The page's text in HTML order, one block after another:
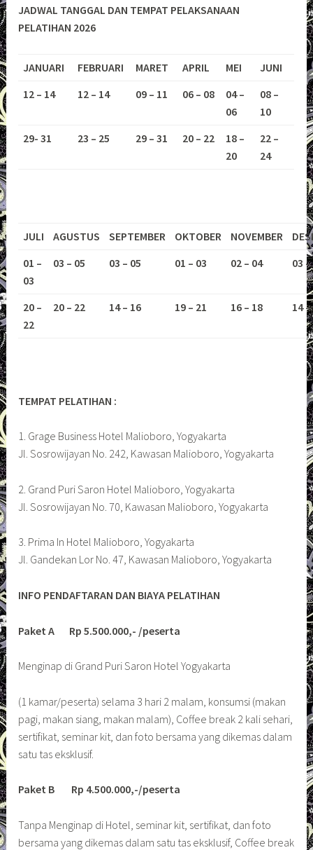
JADWAL TANGGAL DAN TEMPAT PELAKSANAAN
PELATIHAN 2026
JANUARI FEBRUARI MARET APRIL MEI
JUNI
12 – 14
12 – 14 09 – 11 06 – 08
04 –
06
08 –
10
29- 31
23 – 25 29 – 31 20 – 22
18 –
20
22 –
24
JULI AGUSTUS SEPTEMBER OKTOBER NOVEMBER
01 –
03
03 – 05 03 – 05 01 – 03 02 – 04 03
20 –
22
20 – 22 14 – 16 19 – 21 16 – 18 14
TEMPAT PELATIHAN :
1. Grage Business Hotel Malioboro, Yogyakarta
Jl. Sosrowijayan No. 242, Kawasan Malioboro, Yogyakarta
2. Grand Puri Saron Hotel Malioboro, Yogyakarta
Jl. Sosrowijayan No. 70, Kawasan Malioboro, Yogyakarta
3. Prima In Hotel Malioboro, Yogyakarta
Jl. Gandekan Lor No. 47, Kawasan Malioboro, Yogyakarta
INFO PENDAFTARAN DAN BIAYA PELATIHAN
Paket A Rp 5.500.000,- /peserta
Menginap di Grand Puri Saron Hotel Yogyakarta
(1 kamar/peserta) selama 3 hari 2 malam, konsumsi (makan
pagi, makan siang, makan malam), Coffee break 2 kali sehari,
sertifikat, seminar kit, dan foto bersama yang dikemas dalam
satu tas eksklusif.
Paket B Rp 4.500.000,-/peserta
Tanpa Menginap di Hotel, seminar kit, sertifikat, dan foto
bersama yang dikemas dalam satu tas eksklusif, Coffee break